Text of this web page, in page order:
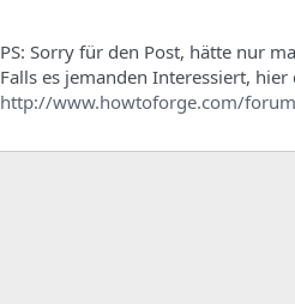
PS: Sorry für den Post, hätte nur
Falls es jemanden Interessiert, hier
http://www.howtoforge.com/